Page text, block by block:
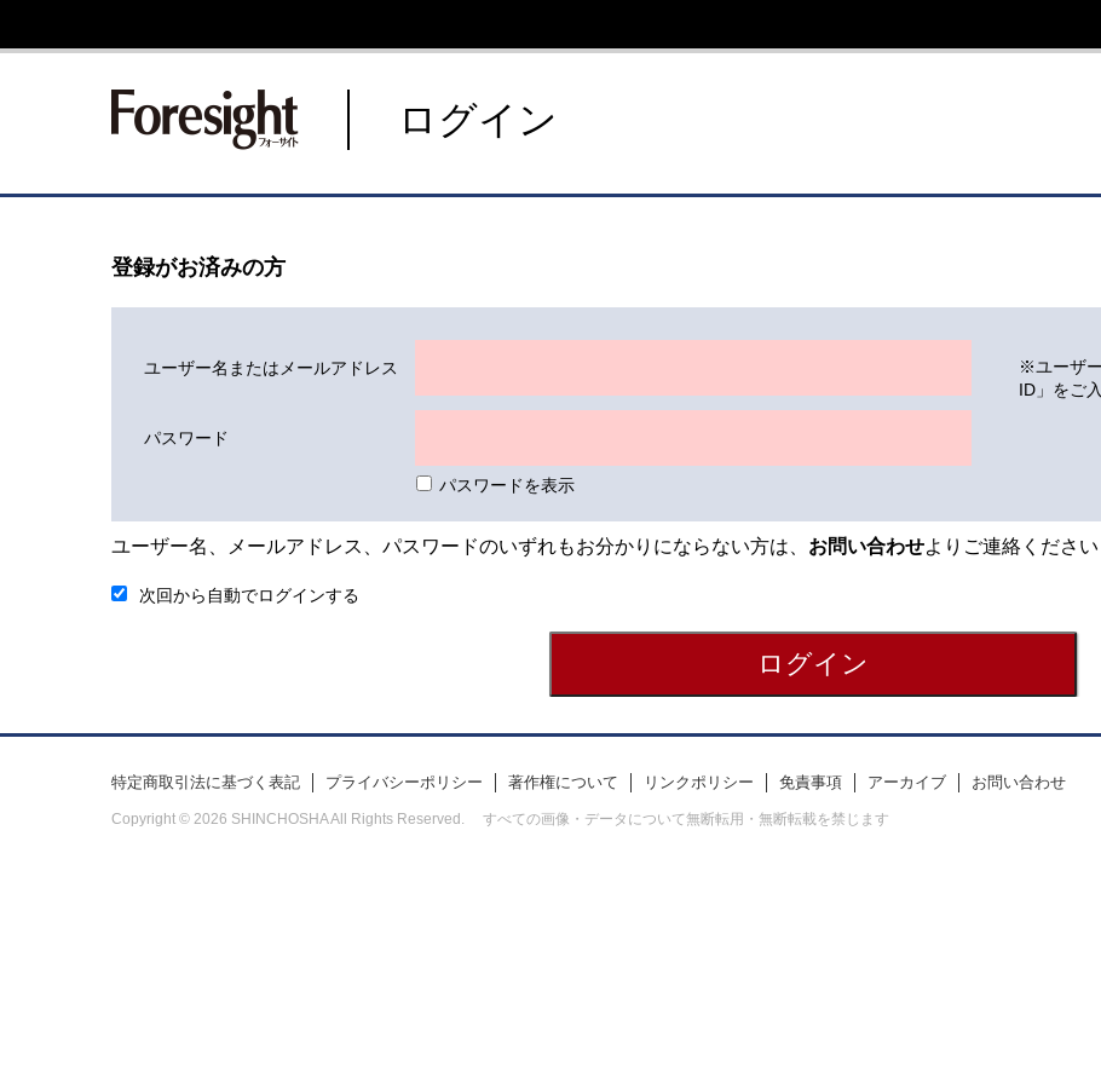
新潮社 Foresight フォーサイト
ログイン
登録がお済みの方
ユーザー名またはメールアドレス
パスワード
パスワードを表示
※ユーザ
ID」をご
ユーザー名、メールアドレス、パスワードのいずれもお分かりにならない方は、 お問い合わせよりご連絡ください
次回から自動でログインする
特定商取引法に基づく表記 プライバシーポリシー 著作権について リンクポリシー 免責事項 アーカイブ お問い合わせ
Copyright © 2026 SHINCHOSHA All Rights Reserved. すべての画像・データについて無断転用・無断転載を禁じます